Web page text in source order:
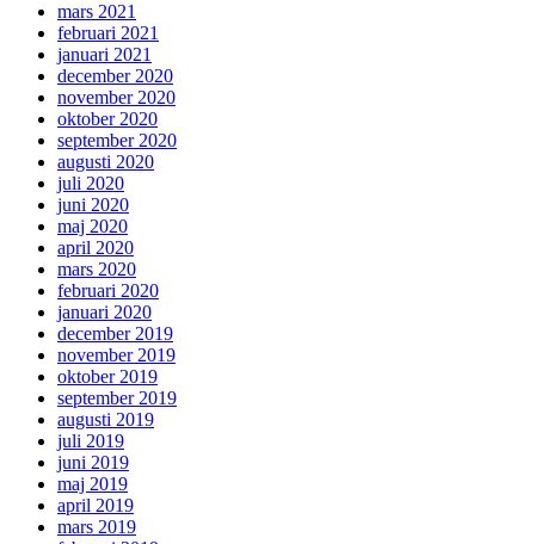
mars 2021
februari 2021
januari 2021
december 2020
november 2020
oktober 2020
september 2020
augusti 2020
juli 2020
juni 2020
maj 2020
april 2020
mars 2020
februari 2020
januari 2020
december 2019
november 2019
oktober 2019
september 2019
augusti 2019
juli 2019
juni 2019
maj 2019
april 2019
mars 2019